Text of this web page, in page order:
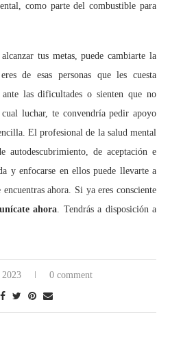
como parte del combustible para
tus metas, puede cambiarte la
de esas personas que les cuesta
ante las dificultades o sienten que no
luchar, te convendría pedir apoyo
El profesional de la salud mental
autodescubrimiento, de aceptación e
y enfocarse en ellos puede llevarte a
ahora. Si ya eres consciente
ahora. Tendrás a disposición a
2023 0 comment